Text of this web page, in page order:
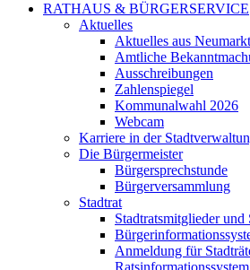
RATHAUS & BÜRGERSERVICE
Aktuelles
Aktuelles aus Neumarkt
Amtliche
Ausschreibungen
Zahlenspiegel
Kommunalwahl 2026
Webcam
Karriere in der
Die Bürgermeister
Bürgersprechstunde
Bürgerversammlung
Stadtrat
Stadtratsmitglieder
Anmeldung für
Ratsinformationssystem